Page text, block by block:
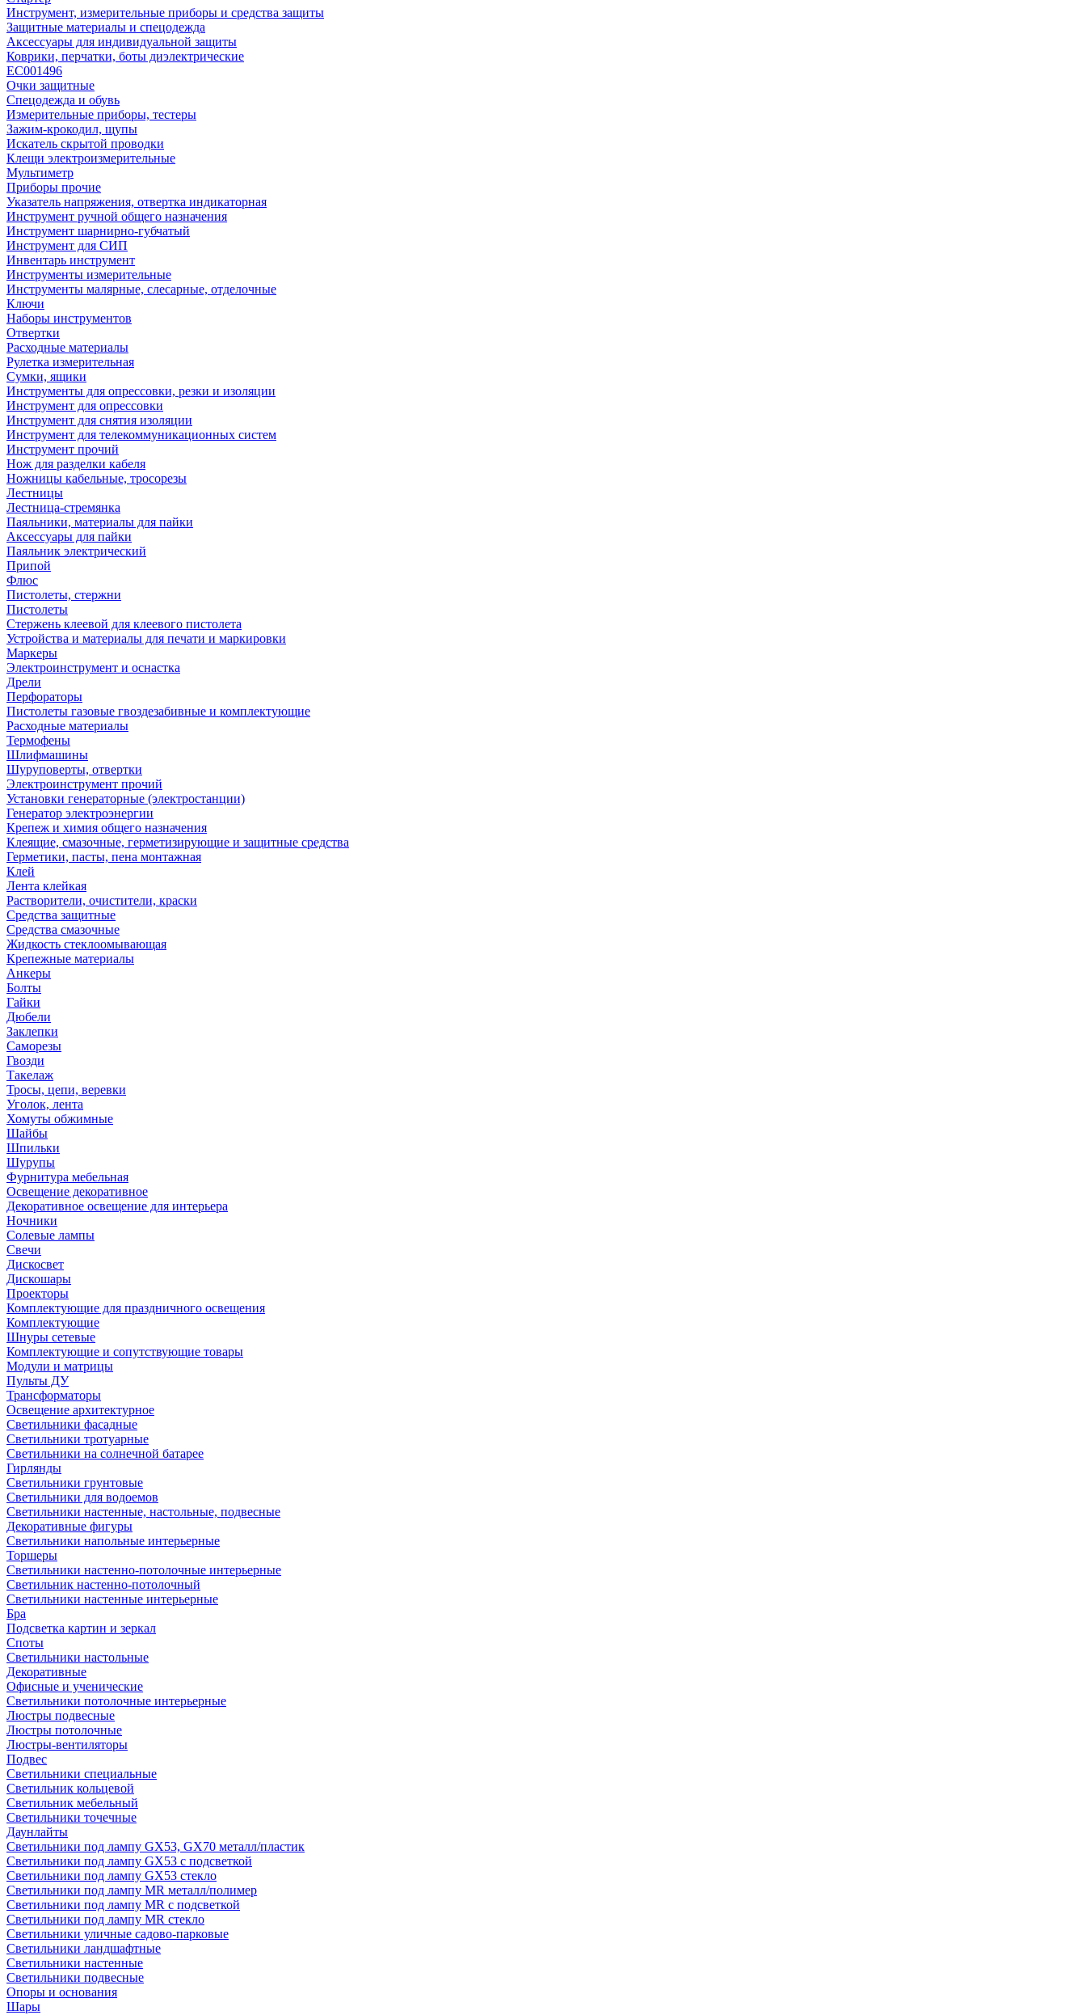
Инструмент, измерительные приборы и средства защиты
Защитные материалы и спецодежда
Аксессуары для индивидуальной защиты
Коврики, перчатки, боты диэлектрические
EC001496
Очки защитные
Спецодежда и обувь
Измерительные приборы, тестеры
Зажим-крокодил, щупы
Искатель скрытой проводки
Клещи электроизмерительные
Мультиметр
Приборы прочие
Указатель напряжения, отвертка индикаторная
Инструмент ручной общего назначения
Инструмент шарнирно-губчатый
Инструмент для СИП
Инвентарь инструмент
Инструменты измерительные
Инструменты малярные, слесарные, отделочные
Ключи
Наборы инструментов
Отвертки
Расходные материалы
Рулетка измерительная
Сумки, ящики
Инструменты для опрессовки, резки и изоляции
Инструмент для опрессовки
Инструмент для снятия изоляции
Инструмент для телекоммуникационных систем
Инструмент прочий
Нож для разделки кабеля
Ножницы кабельные, тросорезы
Лестницы
Лестница-стремянка
Паяльники, материалы для пайки
Аксессуары для пайки
Паяльник электрический
Припой
Флюс
Пистолеты, стержни
Пистолеты
Стержень клеевой для клеевого пистолета
Устройства и материалы для печати и маркировки
Маркеры
Электроинструмент и оснастка
Дрели
Перфораторы
Пистолеты газовые гвоздезабивные и комплектующие
Расходные материалы
Термофены
Шлифмашины
Шуруповерты, отвертки
Электроинструмент прочий
Установки генераторные (электростанции)
Генератор электроэнергии
Крепеж и химия общего назначения
Клеящие, смазочные, герметизирующие и защитные средства
Герметики, пасты, пена монтажная
Клей
Лента клейкая
Растворители, очистители, краски
Средства защитные
Средства смазочные
Жидкость стеклоомывающая
Крепежные материалы
Анкеры
Болты
Гайки
Дюбели
Заклепки
Саморезы
Гвозди
Такелаж
Тросы, цепи, веревки
Уголок, лента
Хомуты обжимные
Шайбы
Шпильки
Шурупы
Фурнитура мебельная
Освещение декоративное
Декоративное освещение для интерьера
Ночники
Солевые лампы
Свечи
Дискосвет
Дискошары
Проекторы
Комплектующие для праздничного освещения
Комплектующие
Шнуры сетевые
Комплектующие и сопутствующие товары
Модули и матрицы
Пульты ДУ
Трансформаторы
Освещение архитектурное
Светильники фасадные
Светильники тротуарные
Светильники на солнечной батарее
Гирлянды
Светильники грунтовые
Светильники для водоемов
Светильники настенные, настольные, подвесные
Декоративные фигуры
Светильники напольные интерьерные
Торшеры
Светильники настенно-потолочные интерьерные
Светильник настенно-потолочный
Светильники настенные интерьерные
Бра
Подсветка картин и зеркал
Споты
Светильники настольные
Декоративные
Офисные и ученические
Светильники потолочные интерьерные
Люстры подвесные
Люстры потолочные
Люстры-вентиляторы
Подвес
Светильники специальные
Светильник кольцевой
Светильник мебельный
Светильники точечные
Даунлайты
Светильники под лампу GX53, GX70 металл/пластик
Светильники под лампу GX53 с подсветкой
Светильники под лампу GX53 стекло
Светильники под лампу MR металл/полимер
Светильники под лампу MR с подсветкой
Светильники под лампу MR стекло
Светильники уличные садово-парковые
Светильники ландшафтные
Светильники настенные
Светильники подвесные
Опоры и основания
Шары